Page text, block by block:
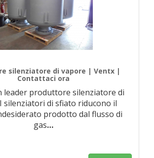
silenziatore di vapore | Ventx |
Contattaci ora
leader produttore silenziatore di
silenziatori di sfiato riducono il
prodotto dal flusso di
gas…